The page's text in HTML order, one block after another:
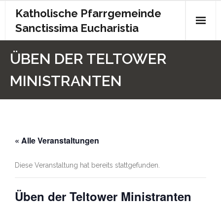
Katholische Pfarrgemeinde
Sanctissima Eucharistia
Archiv
Kita
ÜBEN DER TELTOWER
MINISTRANTEN
« Alle Veranstaltungen
Diese Veranstaltung hat bereits stattgefunden.
Üben der Teltower Ministranten